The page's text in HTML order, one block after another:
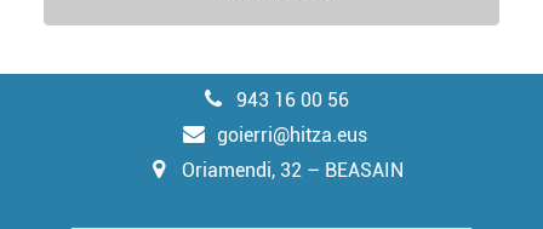
943 16 00 56
goierri@hitza.eus
Oriamendi, 32 – BEASAIN